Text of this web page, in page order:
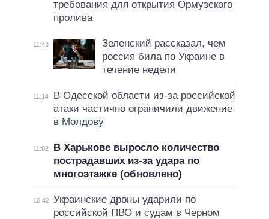
требования для открытия Ормузского
пролива
11:48
Зеленский рассказал, чем
россия била по Украине в
течение недели
11:14
В Одесской области из-за российской
атаки частично ограничили движение
в Молдову
11:02
В Харькове выросло количество
пострадавших из-за удара по
многоэтажке (обновлено)
10:42 Украинские дроны ударили по
российской ПВО и судам в Черном